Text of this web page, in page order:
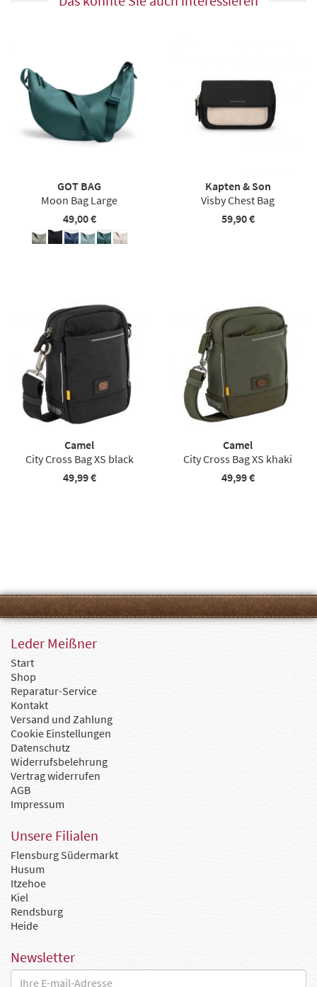
GOT BAG
Moon Bag Large
49,00 €
Kapten & Son
Visby Chest Bag
59,90 €
Camel
City Cross Bag XS black
49,99 €
Camel
City Cross Bag XS khaki
49,99 €
Leder Meißner
Start
Shop
Reparatur-Service
Kontakt
Versand und Zahlung
Cookie Einstellungen
Datenschutz
Widerrufsbelehrung
Vertrag widerrufen
AGB
Impressum
Unsere Filialen
Flensburg Südermarkt
Husum
Itzehoe
Kiel
Rendsburg
Heide
Newsletter